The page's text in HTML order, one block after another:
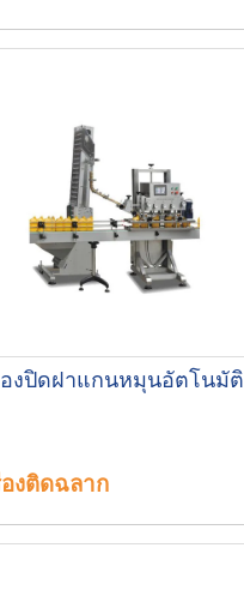
องปิดฝาแกนหมุนอัตโนมัติ
องติดฉลาก